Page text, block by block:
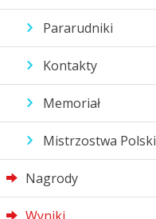
Pararudniki
Kontakty
Memoriał
Mistrzostwa Polski
Nagrody